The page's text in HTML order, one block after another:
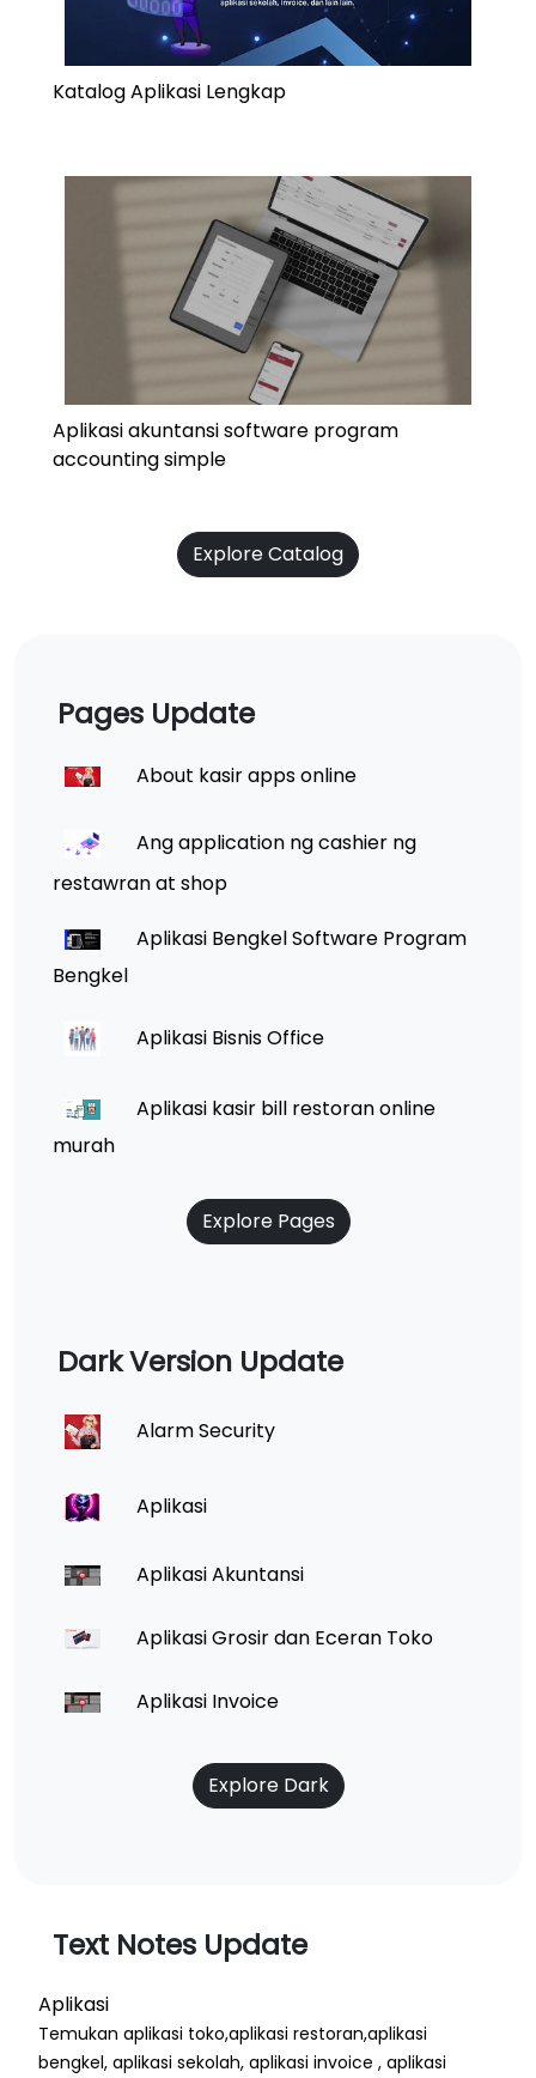
Katalog Aplikasi Lengkap
Aplikasi akuntansi software program
accounting simple
Explore Catalog
Pages Update
About kasir apps online
Ang application ng cashier ng
restawran at shop
Aplikasi Bengkel Software Program
Bengkel
Aplikasi Bisnis Office
Aplikasi kasir bill restoran online
murah
Explore Pages
Dark Version Update
Alarm Security
Aplikasi
Aplikasi Akuntansi
Aplikasi Grosir dan Eceran Toko
Aplikasi Invoice
Explore Dark
Text Notes Update
Aplikasi
Temukan aplikasi toko,aplikasi restoran,aplikasi
bengkel, aplikasi sekolah, aplikasi invoice , aplikasi